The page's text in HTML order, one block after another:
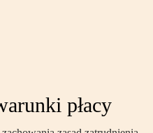
płacy